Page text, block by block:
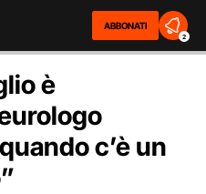
ABBONATI
2
è
c’è un